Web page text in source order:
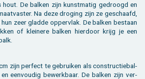
De bal­ken zijn kunst­ma­tig ge­droogd en
Na deze dro­ging zijn ze ge­schaafd,
zeer glad­de op­per­vlak. De bal­ken be­staan
of klei­ne­re bal­ken hier­door krijg je een
zijn per­fect te ge­brui­ken als con­struc­tie­bal­
een­vou­dig be­werk­baar. De bal­ken zijn ver­